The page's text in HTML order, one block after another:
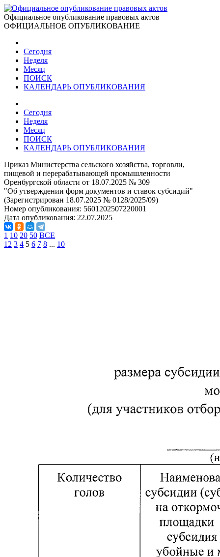
Официальное опубликование правовых актов
ОФИЦИАЛЬНОЕ ОПУБЛИКОВАНИЕ
Сегодня
Неделя
Месяц
ПОИСК
КАЛЕНДАРЬ ОПУБЛИКОВАНИЯ
Сегодня
Неделя
Месяц
ПОИСК
КАЛЕНДАРЬ ОПУБЛИКОВАНИЯ
Приказ Министерства сельского хозяйства, торговли,
пищевой и перерабатывающей промышленности
Оренбургской области от 18.07.2025 № 309
"Об утверждении форм документов и ставок субсидий"
(Зарегистрирован 18.07.2025 № 0128/2025/09)
Номер опубликования: 5601202507220001
Дата опубликования: 22.07.2025
1 10 20 50 ВСЕ
1 2 3 4 5 6 7 8 ... 10